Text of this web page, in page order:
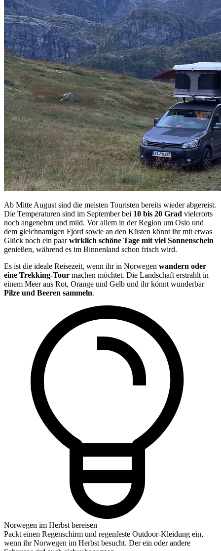
Ab Mitte August sind die meisten Touristen bereits wieder abgereist.
Die Temperaturen sind im September bei 10 bis 20 Grad vielerorts
noch angenehm und mild. Vor allem in der Region um Oslo und
dem gleichnamigen Fjord sowie an den Küsten könnt ihr mit etwas
Glück noch ein paarwirklich schöne Tage mit viel Sonnenschein
genießen, während es im Binnenland schon frisch wird.
Es ist die ideale Reisezeit, wenn ihr in Norwegen wandern oder
eine Trekking-Tour machen möchtet. Die Landschaft erstrahlt in
einem Meer aus Rot, Orange und Gelb und ihr könnt wunderbar
Pilze und Beeren sammeln.
Norwegen im Herbst bereisen
Packt einen Regenschirm und regenfeste Outdoor-Kleidung ein,
wenn ihr Norwegen im Herbst besucht. Der ein oder andere